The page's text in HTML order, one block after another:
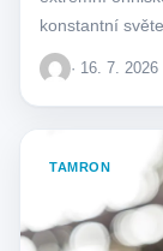
konstantní
· 16. 7. 2026
TAMRON